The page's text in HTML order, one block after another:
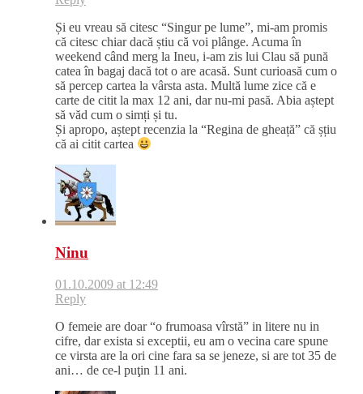
Și eu vreau să citesc “Singur pe lume”, mi-am promis
că citesc chiar dacă știu că voi plânge. Acuma în
weekend când merg la Ineu, i-am zis lui Clau să pună
catea în bagaj dacă tot o are acasă. Sunt curioasă cum o
să percep cartea la vârsta asta. Multă lume zice că e
carte de citit la max 12 ani, dar nu-mi pasă. Abia aștept
să văd cum o simți și tu.
Și apropo, aștept recenzia la “Regina de gheață” că șțiu
că ai citit cartea
Ninu
01.10.2009 at 12:49
Reply
O femeie are doar “o frumoasa vîrstă” in litere nu in
cifre, dar exista si exceptii, eu am o vecina care spune
ce virsta are la ori cine fara sa se jeneze, si are tot 35 de
ani… de ce-l puţin 11 ani.